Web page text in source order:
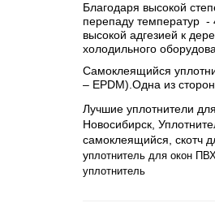
Благодаря высокой
перепаду температур -
высокой адгезией к
холодильного
Самоклеящийся
– EPDM). Одна из
Лучшие уплотнители
Новосибирск,
самоклеящийся, скотч
уплотнитель для окон
уплотнитель